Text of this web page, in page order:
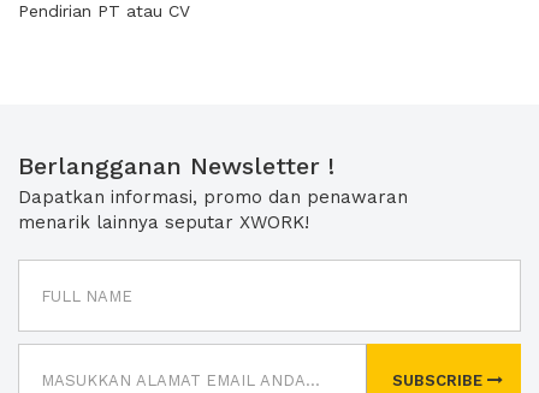
Pendirian PT atau CV
Berlangganan Newsletter !
Dapatkan informasi, promo dan penawaran
menarik lainnya seputar XWORK!
SUBSCRIBE